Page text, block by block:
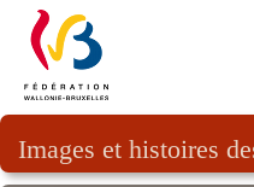
Images et histoires